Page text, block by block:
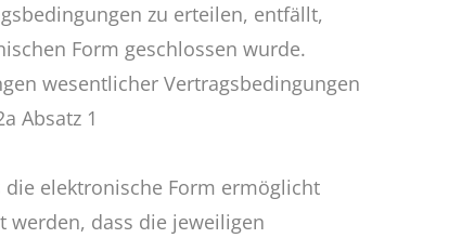
zu erteilen, entfällt,
Form geschlossen wurde.
wesentlicher Vertragsbedingungen
Absatz 1
die elektronische Form ermöglicht
werden, dass die jeweiligen